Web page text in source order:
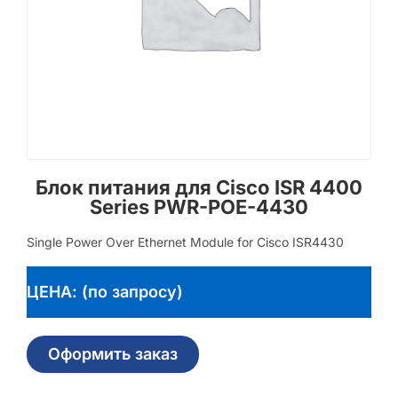
Блок питания для Cisco ISR 4400
Series PWR-POE-4430
Single Power Over Ethernet Module for Cisco ISR4430
ЦЕНА: (по запросу)
Оформить заказ